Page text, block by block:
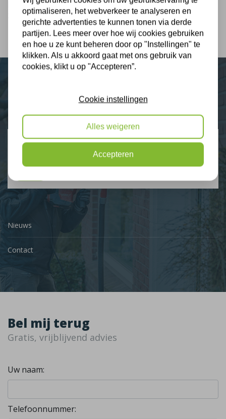
Plus Isolatie
Uw isolatie specialist
Klantbeoordelingen
2274 klanten beoordelen ons met een 9.3
Nieuws
Contact
Bel mij terug
Gratis, vrijblijvend advies
Uw naam:
Telefoonnummer:
plaatsen om te voorkomen dat het isolatiemateriaal
zich verspreidt naar de spouwmuur van de buren.
optimaliseren, het webverkeer te analyseren en
gerichte advertenties te kunnen tonen via derde
partijen. Lees meer over hoe wij cookies gebruiken
en hoe u ze kunt beheren door op "Instellingen" te
klikken. Als u akkoord gaat met ons gebruik van
cookies, klikt u op "Accepteren”.
Cookie instellingen
Alles weigeren
Accepteren